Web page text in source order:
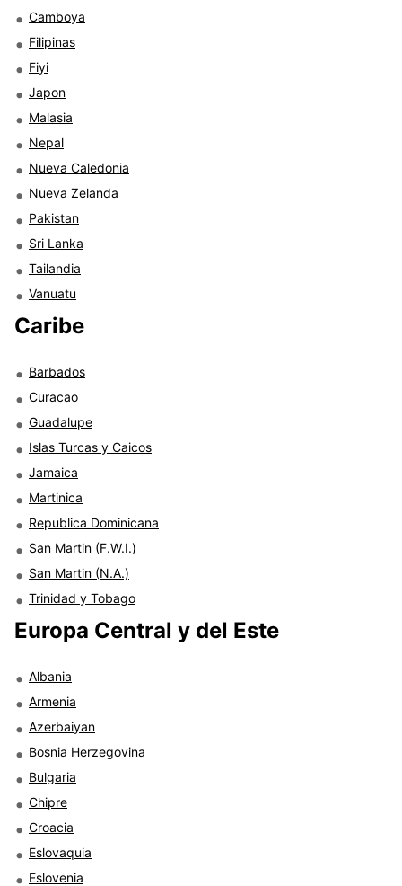
Camboya
Filipinas
Fiyi
Japon
Malasia
Nepal
Nueva Caledonia
Nueva Zelanda
Pakistan
Sri Lanka
Tailandia
Vanuatu
Caribe
Barbados
Curacao
Guadalupe
Islas Turcas y Caicos
Jamaica
Martinica
Republica Dominicana
San Martin (F.W.I.)
San Martin (N.A.)
Trinidad y Tobago
Europa Central y del Este
Albania
Armenia
Azerbaiyan
Bosnia Herzegovina
Bulgaria
Chipre
Croacia
Eslovaquia
Eslovenia